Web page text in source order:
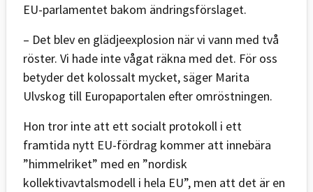
EU-parlamentet bakom ändringsförslaget.
– Det blev en glädjeexplosion när vi vann med två
röster. Vi hade inte vågat räkna med det. För oss
betyder det kolossalt mycket, säger Marita
Ulvskog till Europaportalen efter omröstningen.
Hon tror inte att ett socialt protokoll i ett
framtida nytt EU-fördrag kommer att innebära
”himmelriket” med en ”nordisk
kollektivavtalsmodell i hela EU”, men att det är en